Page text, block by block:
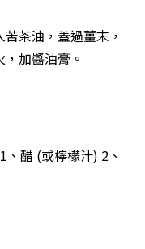
茶油，蓋過薑末，
加醬油膏。
醋 (或檸檬汁) 2、